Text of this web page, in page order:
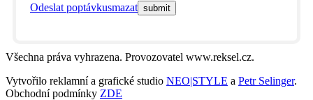
Odeslat poptávkusmazat
Všechna práva vyhrazena. Provozovatel www.reksel.cz.
Vytvořilo reklamní a grafické studio NEO|STYLE a Petr Selinger.
Obchodní podmínky ZDE